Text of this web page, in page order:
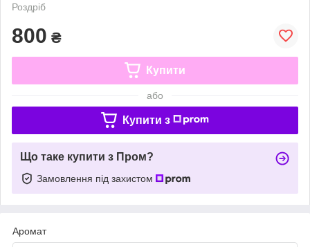
Роздріб
800 ₴
Купити
або
Купити з
Що таке купити з Пром?
Замовлення під захистом
Аромат